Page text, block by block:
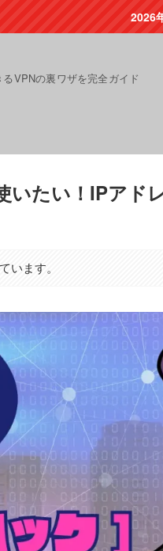
2026
VPNの裏ワザを完全ガイド
いたい！IPアド
います。